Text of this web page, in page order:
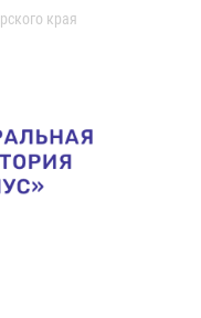
края